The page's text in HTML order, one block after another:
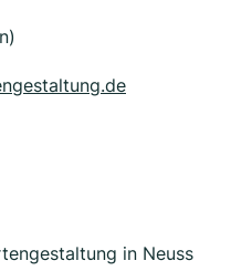
in Neuss